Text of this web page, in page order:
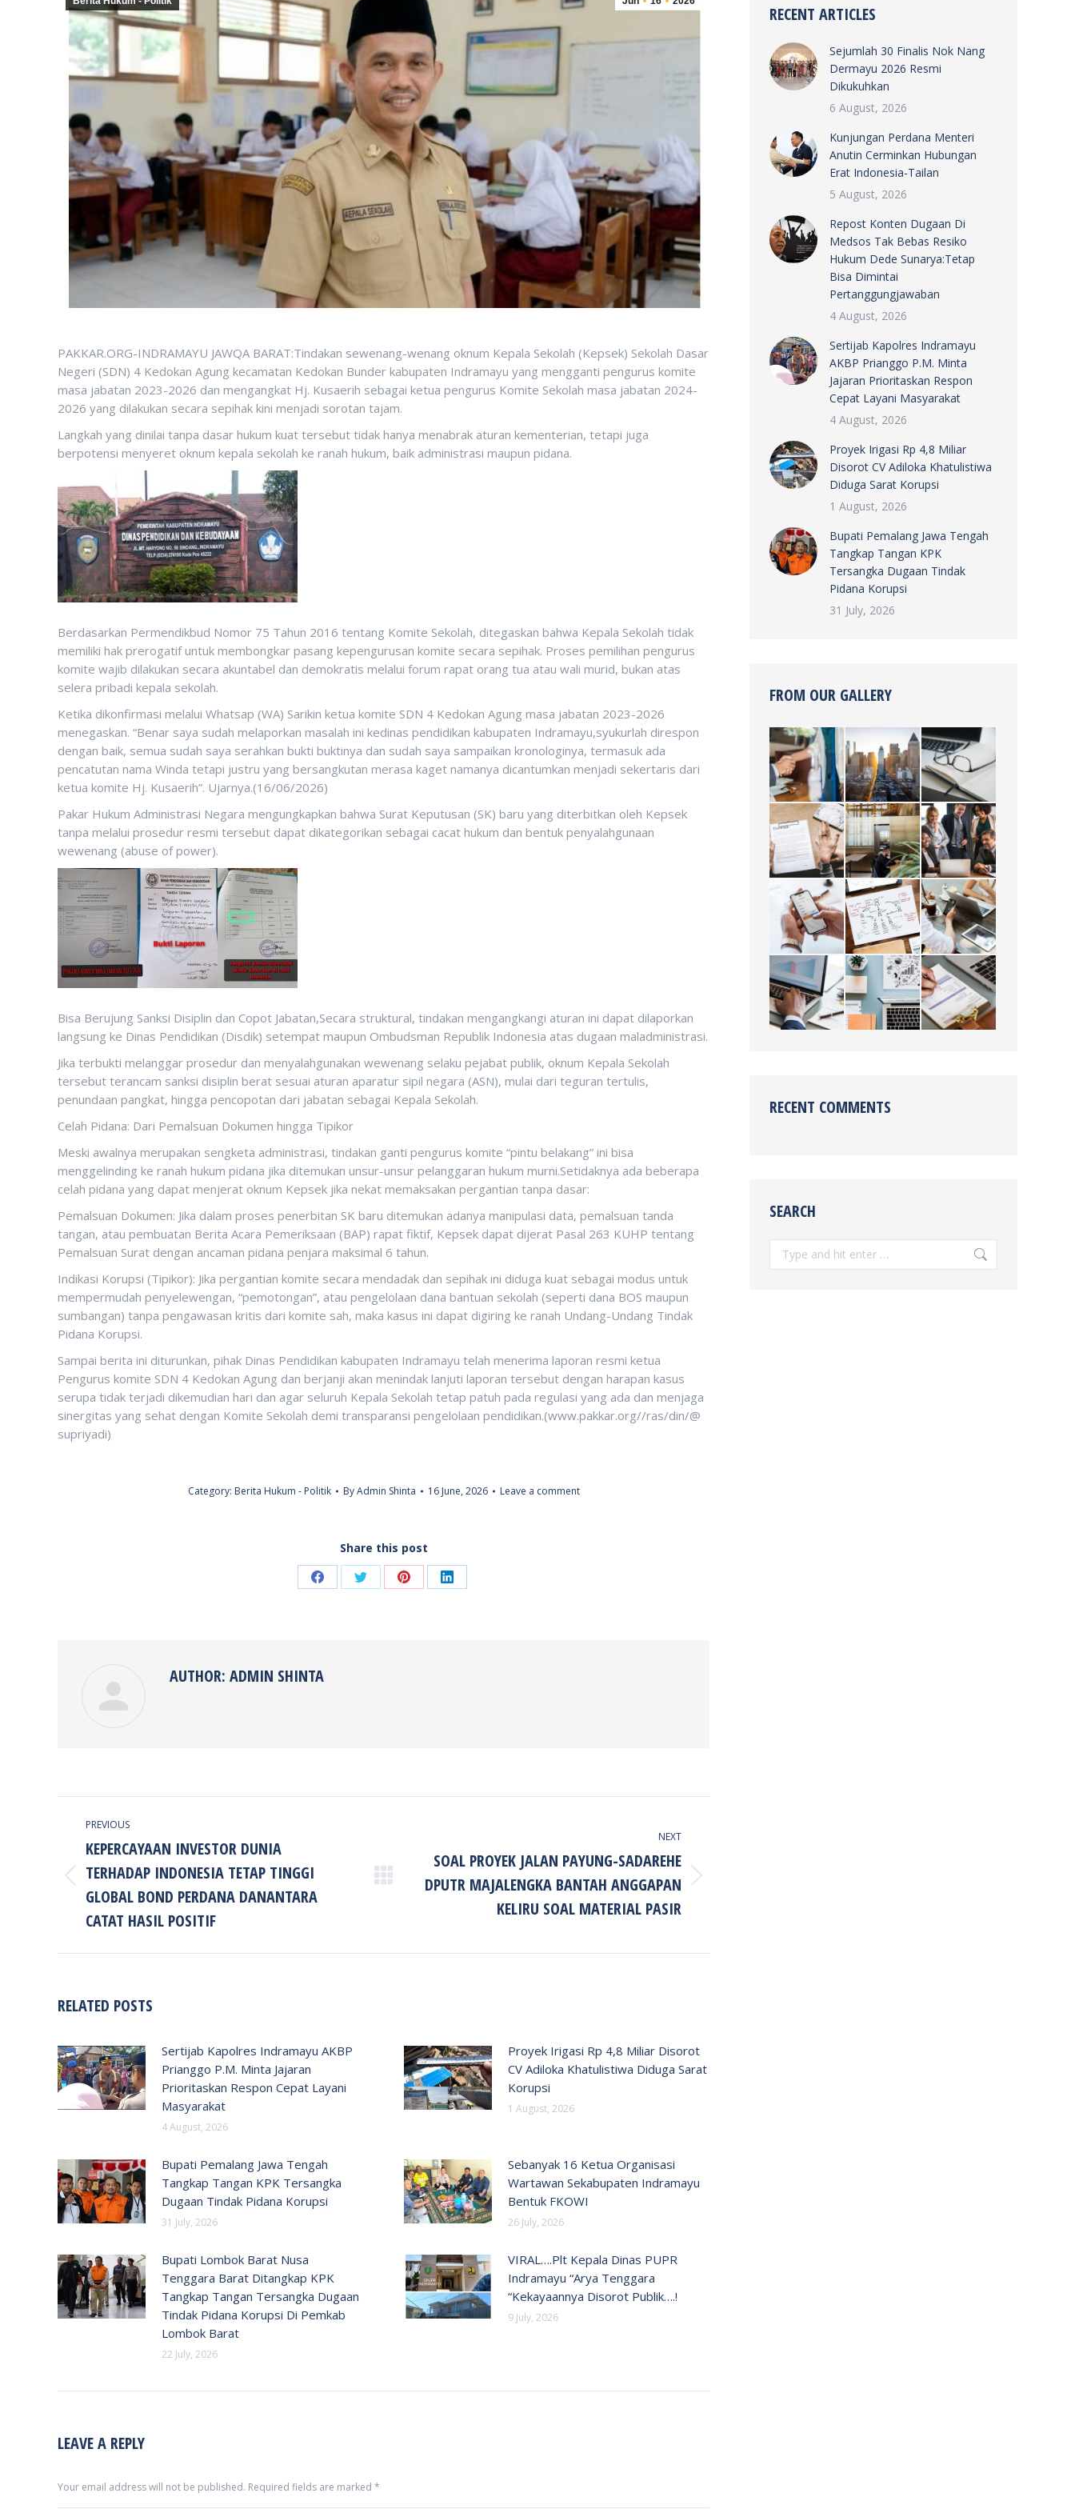
PAKKAR.ORG-INDRAMAYU JAWQA BARAT:Tindakan sewenang-wenang oknum Kepala Sekolah (Kepsek) Sekolah Dasar
Negeri (SDN) 4 Kedokan Agung kecamatan Kedokan Bunder kabupaten Indramayu yang mengganti pengurus komite
masa jabatan 2023-2026 dan mengangkat Hj. Kusaerih sebagai ketua pengurus Komite Sekolah masa jabatan 2024-
2026 yang dilakukan secara sepihak kini menjadi sorotan tajam.
Langkah yang dinilai tanpa dasar hukum kuat tersebut tidak hanya menabrak aturan kementerian, tetapi juga
berpotensi menyeret oknum kepala sekolah ke ranah hukum, baik administrasi maupun pidana.
Berdasarkan Permendikbud Nomor 75 Tahun 2016 tentang Komite Sekolah, ditegaskan bahwa Kepala Sekolah tidak
memiliki hak prerogatif untuk membongkar pasang kepengurusan komite secara sepihak. Proses pemilihan pengurus
komite wajib dilakukan secara akuntabel dan demokratis melalui forum rapat orang tua atau wali murid, bukan atas
selera pribadi kepala sekolah.
Ketika dikonfirmasi melalui Whatsap (WA) Sarikin ketua komite SDN 4 Kedokan Agung masa jabatan 2023-2026
menegaskan. “Benar saya sudah melaporkan masalah ini kedinas pendidikan kabupaten Indramayu,syukurlah direspon
dengan baik, semua sudah saya serahkan bukti buktinya dan sudah saya sampaikan kronologinya, termasuk ada
pencatutan nama Winda tetapi justru yang bersangkutan merasa kaget namanya dicantumkan menjadi sekertaris dari
ketua komite Hj. Kusaerih”. Ujarnya.(16/06/2026)
Pakar Hukum Administrasi Negara mengungkapkan bahwa Surat Keputusan (SK) baru yang diterbitkan oleh Kepsek
tanpa melalui prosedur resmi tersebut dapat dikategorikan sebagai cacat hukum dan bentuk penyalahgunaan
wewenang (abuse of power).
Bisa Berujung Sanksi Disiplin dan Copot Jabatan,Secara struktural, tindakan mengangkangi aturan ini dapat dilaporkan
langsung ke Dinas Pendidikan (Disdik) setempat maupun Ombudsman Republik Indonesia atas dugaan maladministrasi.
Jika terbukti melanggar prosedur dan menyalahgunakan wewenang selaku pejabat publik, oknum Kepala Sekolah
tersebut terancam sanksi disiplin berat sesuai aturan aparatur sipil negara (ASN), mulai dari teguran tertulis,
penundaan pangkat, hingga pencopotan dari jabatan sebagai Kepala Sekolah.
Celah Pidana: Dari Pemalsuan Dokumen hingga Tipikor
Meski awalnya merupakan sengketa administrasi, tindakan ganti pengurus komite “pintu belakang” ini bisa
menggelinding ke ranah hukum pidana jika ditemukan unsur-unsur pelanggaran hukum murni.Setidaknya ada beberapa
celah pidana yang dapat menjerat oknum Kepsek jika nekat memaksakan pergantian tanpa dasar:
Pemalsuan Dokumen: Jika dalam proses penerbitan SK baru ditemukan adanya manipulasi data, pemalsuan tanda
tangan, atau pembuatan Berita Acara Pemeriksaan (BAP) rapat fiktif, Kepsek dapat dijerat Pasal 263 KUHP tentang
Pemalsuan Surat dengan ancaman pidana penjara maksimal 6 tahun.
Indikasi Korupsi (Tipikor): Jika pergantian komite secara mendadak dan sepihak ini diduga kuat sebagai modus untuk
mempermudah penyelewengan, “pemotongan”, atau pengelolaan dana bantuan sekolah (seperti dana BOS maupun
sumbangan) tanpa pengawasan kritis dari komite sah, maka kasus ini dapat digiring ke ranah Undang-Undang Tindak
Pidana Korupsi.
Sampai berita ini diturunkan, pihak Dinas Pendidikan kabupaten Indramayu telah menerima laporan resmi ketua
Pengurus komite SDN 4 Kedokan Agung dan berjanji akan menindak lanjuti laporan tersebut dengan harapan kasus
serupa tidak terjadi dikemudian hari dan agar seluruh Kepala Sekolah tetap patuh pada regulasi yang ada dan menjaga
sinergitas yang sehat dengan Komite Sekolah demi transparansi pengelolaan pendidikan.(www.pakkar.org//ras/din/@
supriyadi)
Category: Berita Hukum - Politik ByAdmin Shinta 16 June, 2026 Leave a comment
Share this post
Share Share Share Share
AUTHOR: ADMIN SHINTA
NAVIGATION
PREVIOUS
Previous
post:
KEPERCAYAAN INVESTOR DUNIA
TERHADAP INDONESIA TETAP TINGGI
GLOBAL BOND PERDANA DANANTARA
CATAT HASIL POSITIF
NEXT
Next
SOAL PROYEK JALAN PAYUNG-SADAREHE
DPUTR MAJALENGKA BANTAH ANGGAPAN
KELIRU SOAL MATERIAL PASIR
RELATED POSTS
Sertijab Kapolres Indramayu AKBP
Prianggo P.M. Minta Jajaran
Prioritaskan Respon Cepat Layani
Masyarakat
4 August, 2026
Proyek Irigasi Rp 4,8 Miliar Disorot
CV Adiloka Khatulistiwa Diduga Sarat
Korupsi
1 August, 2026
Bupati Pemalang Jawa Tengah
Tangkap Tangan KPK Tersangka
Dugaan Tindak Pidana Korupsi
31 July, 2026
Sebanyak 16 Ketua Organisasi
Wartawan Sekabupaten Indramayu
Bentuk FKOWI
26 July, 2026
Bupati Lombok Barat Nusa
Tenggara Barat Ditangkap KPK
Tangkap Tangan Tersangka Dugaan
Tindak Pidana Korupsi Di Pemkab
Lombok Barat
22 July, 2026
VIRAL….Plt Kepala Dinas PUPR
Indramayu “Arya Tenggara
“Kekayaannya Disorot Publik….!
9 July, 2026
LEAVE A REPLY
Your email address will not be published. Required fields are marked *
RECENT ARTICLES
Sejumlah 30 Finalis Nok Nang
Dermayu 2026 Resmi
Dikukuhkan
6 August, 2026
Kunjungan Perdana Menteri
Anutin Cerminkan Hubungan
Erat Indonesia-Tailan
5 August, 2026
Repost Konten Dugaan Di
Medsos Tak Bebas Resiko
Hukum Dede Sunarya:Tetap
Bisa Dimintai
Pertanggungjawaban
4 August, 2026
Sertijab Kapolres Indramayu
AKBP Prianggo P.M. Minta
Jajaran Prioritaskan Respon
Cepat Layani Masyarakat
4 August, 2026
Proyek Irigasi Rp 4,8 Miliar
Disorot CV Adiloka Khatulistiwa
Diduga Sarat Korupsi
1 August, 2026
Bupati Pemalang Jawa Tengah
Tangkap Tangan KPK
Tersangka Dugaan Tindak
Pidana Korupsi
31 July, 2026
FROM OUR GALLERY
RECENT COMMENTS
SEARCH
Search: